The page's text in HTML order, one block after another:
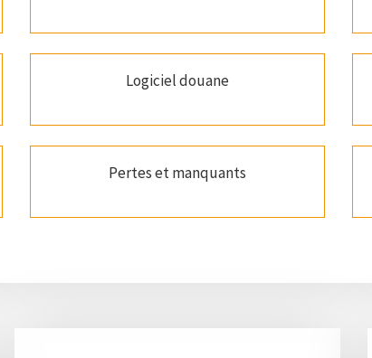
Logiciel douane
Pertes et manquants